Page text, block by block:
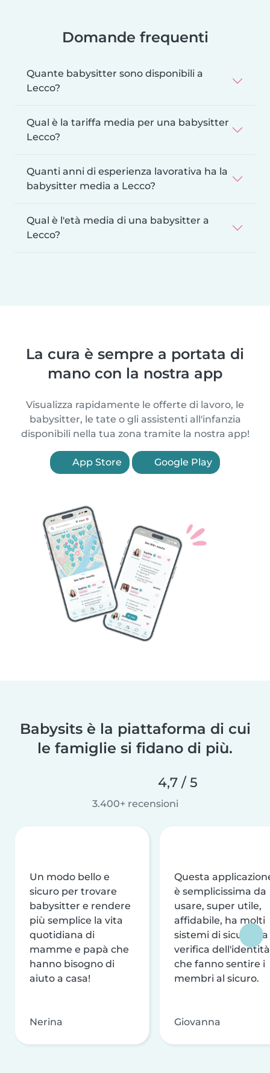
Domande frequenti
Quante babysitter sono disponibili a
Lecco?
Qual è la tariffa media per una babysitter
Lecco?
Quanti anni di esperienza lavorativa ha la
babysitter media a Lecco?
Qual è l'età media di una babysitter a
Lecco?
La cura è sempre a portata di
mano con la nostra app
Visualizza rapidamente le offerte di lavoro, le
babysitter, le tate o gli assistenti all'infanzia
disponibili nella tua zona tramite la nostra app!
App Store Google Play
Babysits è la piattaforma di cui
le famiglie si fidano di più.
4,7 / 5
3.400+ recensioni
Un modo bello e
sicuro per trovare
babysitter e rendere
più semplice la vita
quotidiana di
mamme e papà che
hanno bisogno di
aiuto a casa!
Nerina
Questa
è semplicissima da
usare, super utile,
affidabile, ha molti
sistemi di sicurezza
verifica dell'identità
che fanno sentire i
membri al sicuro.
Giovanna